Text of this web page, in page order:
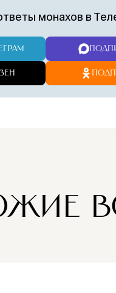
Молитва
братии о
ежедневно
+
монахов в